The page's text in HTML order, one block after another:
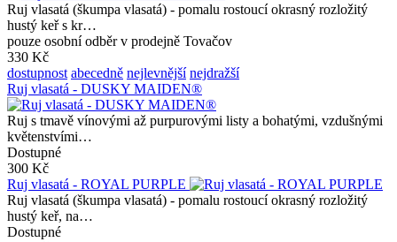
Ruj vlasatá (škumpa vlasatá) - pomalu rostoucí okrasný rozložitý
hustý keř s kr…
pouze osobní odběr v prodejně Tovačov
330 Kč
dostupnost abecedně nejlevnější nejdražší
Ruj vlasatá - DUSKY MAIDEN®
Ruj s tmavě vínovými až purpurovými listy a bohatými, vzdušnými
květenstvími…
Dostupné
300 Kč
Ruj vlasatá - ROYAL PURPLE
Ruj vlasatá (škumpa vlasatá) - pomalu rostoucí okrasný rozložitý
hustý keř, na…
Dostupné